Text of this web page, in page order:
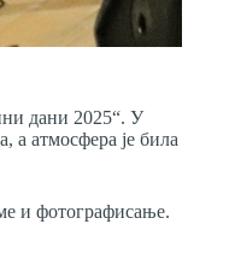
дани 2025“. У
атмосфера је била
и фотографисање.